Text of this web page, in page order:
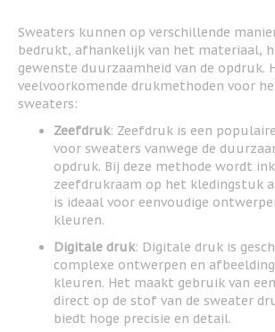
Sweaters kunnen op verschillende
bedrukt, afhankelijk van het materiaal,
gewenste duurzaamheid van de opdruk.
veelvoorkomende drukmethoden voor
sweaters:
Zeefdruk: Zeefdruk is een
voor sweaters vanwege de
opdruk. Bij deze methode wordt
zeefdrukraam op het kledingstuk
is ideaal voor eenvoudige
kleuren.
Digitale druk: Digitale druk is
complexe ontwerpen en
kleuren. Het maakt gebruik van
direct op de stof van de sweater
biedt hoge precisie en detail.